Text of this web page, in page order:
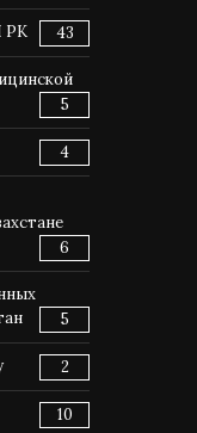
РК 43
5
4
6
5
2
10